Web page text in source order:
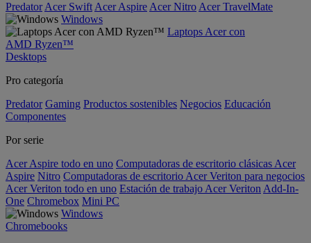
Predator Acer Swift Acer Aspire Acer Nitro Acer TravelMate
Windows
Laptops Acer con
AMD Ryzen™
Desktops
Pro categoría
Predator Gaming Productos sostenibles Negocios Educación
Componentes
Por serie
Acer Aspire todo en uno Computadoras de escritorio clásicas Acer
Aspire Nitro Computadoras de escritorio Acer Veriton para negocios
Acer Veriton todo en uno Estación de trabajo Acer Veriton Add-In-
One Chromebox Mini PC
Windows
Chromebooks